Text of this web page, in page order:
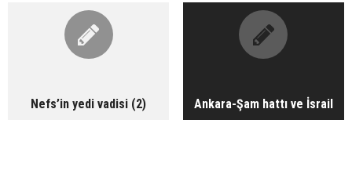
Nefs’in yedi vadisi (2) Ankara-Şam hattı ve İsrail